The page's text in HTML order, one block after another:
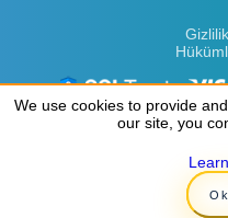
Copyright ©
We use cookies to provide
our site, you
We use cookies to provide
our site, you